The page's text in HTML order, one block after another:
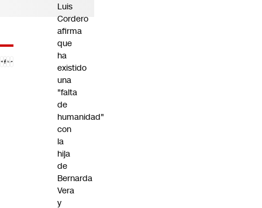
Luis
Cordero
afirma
que
ha
existido
una
"falta
de
humanidad"
con
la
hija
de
Bernarda
Vera
y